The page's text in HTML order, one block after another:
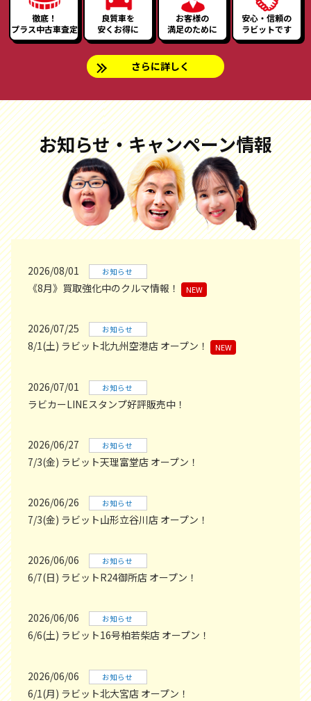
徹底！
プラス中古車査定
良質車を
安くお得に
お客様の
満足のために
安心・信頼の
ラビットです
さらに詳しく
お知らせ・キャンペーン情報
2026/08/01 お知らせ
《8月》買取強化中のクルマ情報！ NEW
2026/07/25 お知らせ
8/1(土) ラビット北九州空港店 オープン！ NEW
2026/07/01 お知らせ
ラビカーLINEスタンプ好評販売中！
2026/06/27 お知らせ
7/3(金) ラビット天理富堂店 オープン！
2026/06/26 お知らせ
7/3(金) ラビット山形立谷川店 オープン！
2026/06/06 お知らせ
6/7(日) ラビットR24御所店 オープン！
2026/06/06 お知らせ
6/6(土) ラビット16号柏若柴店 オープン！
2026/06/06 お知らせ
6/1(月) ラビット北大宮店 オープン！